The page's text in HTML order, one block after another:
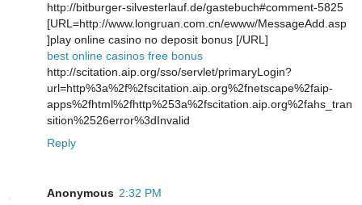
http://bitburger-silvesterlauf.de/gastebuch#comment-5825
[URL=http://www.longruan.com.cn/ewww/MessageAdd.asp
]play online casino no deposit bonus [/URL]
best online casinos free bonus
http://scitation.aip.org/sso/servlet/primaryLogin?
url=http%3a%2f%2fscitation.aip.org%2fnetscape%2faip-
apps%2fhtml%2fhttp%253a%2fscitation.aip.org%2fahs_tran
sition%2526error%3dInvalid
Reply
Anonymous 2:32 PM